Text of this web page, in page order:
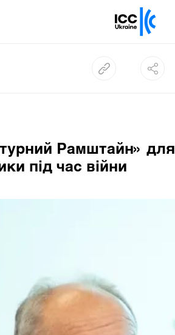
Рамштайн» для
під час війни